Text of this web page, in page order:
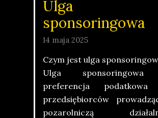
Ulga
sponsoringowa
14 maja 2025
Czym jest ulga
Ulga
preferencja podatkowa
przedsiębiorców
pozarolniczą